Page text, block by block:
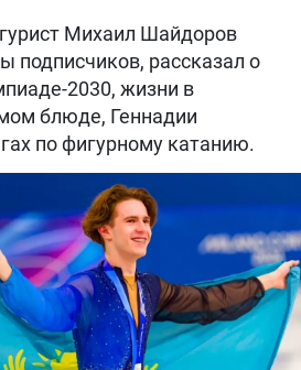
Михаил Шайдоров
подписчиков, рассказал о
2030, жизни в
блюде, Геннадии
по фигурному катанию.